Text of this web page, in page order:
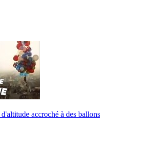
accroché à des ballons